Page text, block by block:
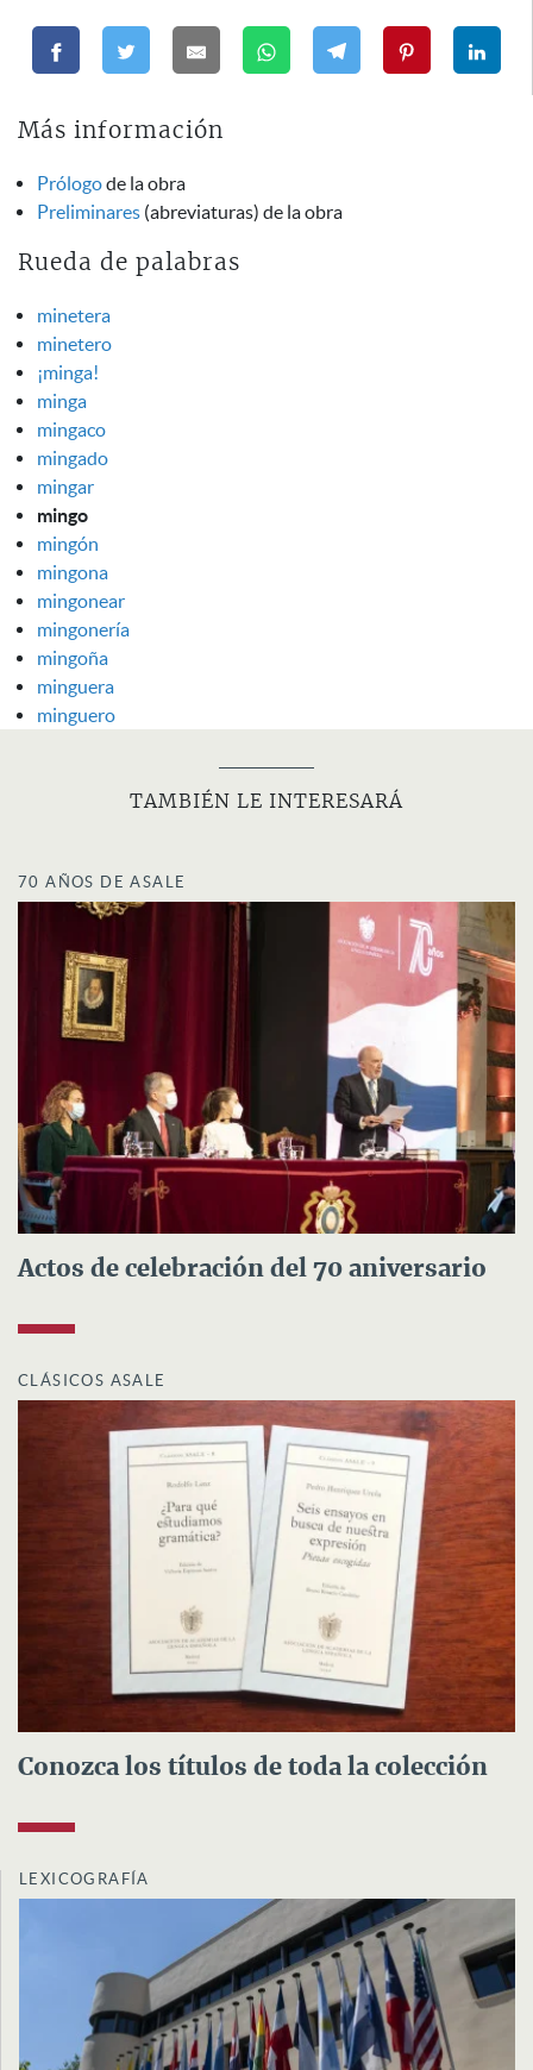
Más información
Prólogode la obra
Preliminares (abreviaturas) de la obra
Rueda de palabras
minetera
minetero
¡minga!
minga
mingaco
mingado
mingar
mingo
mingón
mingona
mingonear
mingonería
mingoña
minguera
minguero
TAMBIÉN LE INTERESARÁ
70 AÑOS DE ASALE
Actos de celebración del 70 aniversario
CLÁSICOS ASALE
Conozca los títulos de toda la colección
LEXICOGRAFÍA